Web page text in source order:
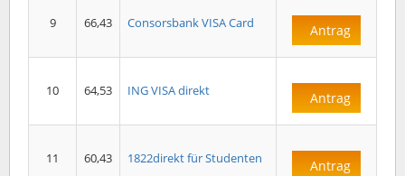
9 66,43 Consorsbank VISA Card Antrag
10 64,53 ING VISA direkt Antrag
11 60,43 1822direkt für Studenten Antrag